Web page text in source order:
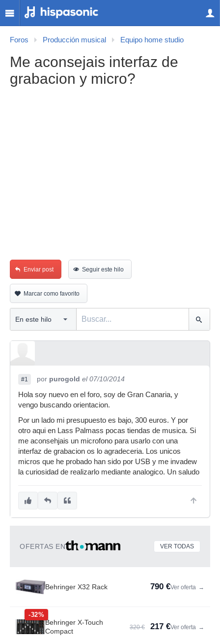
Foros Producción musical Equipo home studio
Me aconsejais interfaz de
grabacion y micro?
Enviar post Seguir este hilo
Marcar como favorito
#1 por purogold el 07/10/2014
Hola soy nuevo en el foro, soy de Gran Canaria, y
vengo buscando orientacion.
Por un lado mi presupuesto es bajo, 300 euros. Y por
otro aqui en Lass Palmass pocas tiendas de musica. Si
me aconsehjais un microfono para usarlo con una
interfaz de grabacion os lo agradeceria. Los unicos
micros que he probado han sido por USB y me invadew
la curiosidad de realizarlo mediante analogico. Un saludo
OFERTAS EN VER TODAS
Behringer X32 Rack 790 €Ver oferta →
-32%
Behringer X-Touch
Compact
320 € 217 €Ver oferta →